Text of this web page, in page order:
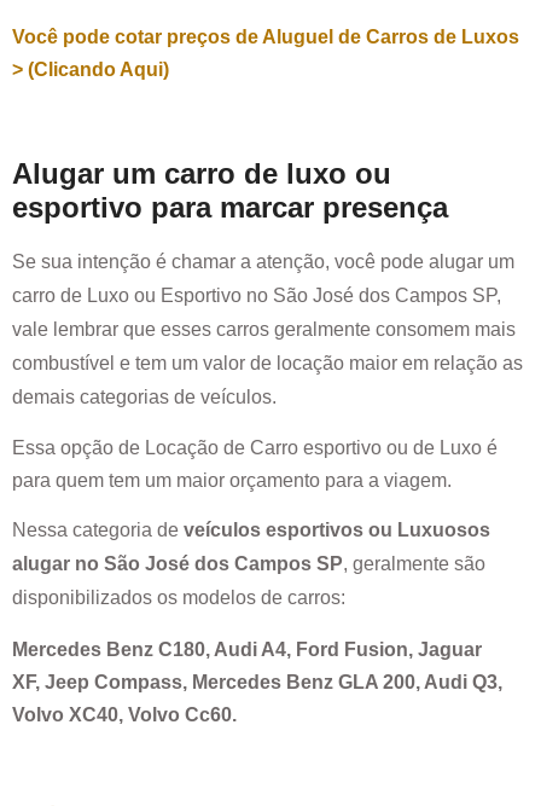
Você pode cotar preços de Aluguel de Carros de Luxos
> (Clicando Aqui)
Alugar um carro de luxo ou
esportivo para marcar presença
Se sua intenção é chamar a atenção, você pode alugar um
carro de Luxo ou Esportivo no São José dos Campos SP,
vale lembrar que esses carros geralmente consomem mais
combustível e tem um valor de locação maior em relação as
demais categorias de veículos.
Essa opção de Locação de Carro esportivo ou de Luxo é
para quem tem um maior orçamento para a viagem.
Nessa categoria de veículos esportivos ou Luxuosos
alugar no São José dos Campos SP, geralmente são
disponibilizados os modelos de carros:
Mercedes Benz C180, Audi A4, Ford Fusion, Jaguar
XF, Jeep Compass, Mercedes Benz GLA 200, Audi Q3,
Volvo XC40, Volvo Cc60.